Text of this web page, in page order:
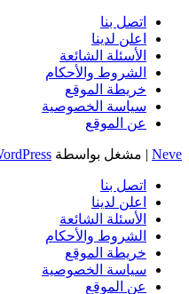
اتصل بنا
اعلن لدينا
الأسئلة الشائعة
الشروط والأحكام
خريطة الموقع
سياسة الخصوصية
عن الموقع
Neve | مشغل بواسطة
اتصل بنا
اعلن لدينا
الأسئلة الشائعة
الشروط والأحكام
خريطة الموقع
سياسة الخصوصية
عن الموقع